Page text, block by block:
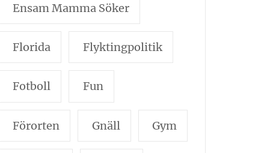
Ensam Mamma Söker
Florida Flyktingpolitik
Fotboll Fun
Förorten Gnäll Gym